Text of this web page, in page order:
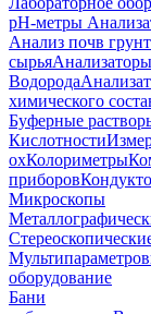
pH-метры
Анализ почв
сырья
Водорода
химического
Буферные
Кислотности
oxКолориметры
приборов
Микроскопы
оборудование
Бани